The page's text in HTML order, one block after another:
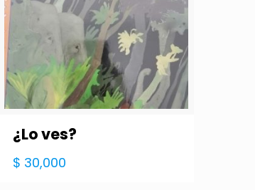
¿Lo ves?
$ 30,000